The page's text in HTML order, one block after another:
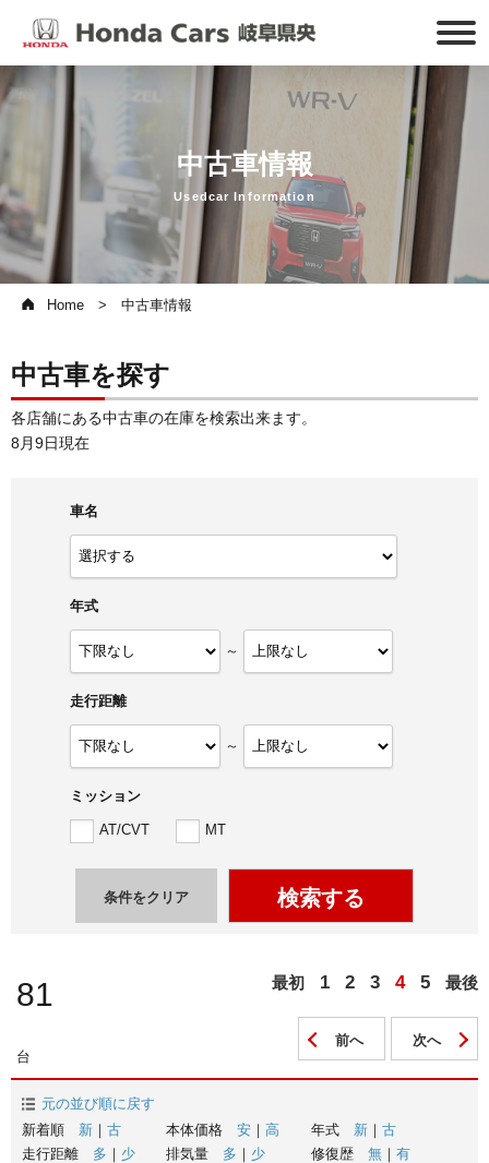
中古車情報
Usedcar Information
Home 中古車情報
中古車を探す
各店舗にある中古車の在庫を検索出来ます。
8月9日現在
車名
年式
～
走行距離
～
ミッション
AT/CVT MT
条件をクリア 検索する
81
台
最初 1 2 3 4 5 最後
前へ 次へ
元の並び順に戻す
新着順
新 ｜ 古 本体価格 安 ｜高 年式 新｜ 古
走行距離
多 ｜ 少 排気量 多 ｜ 少 修復歴 無｜ 有